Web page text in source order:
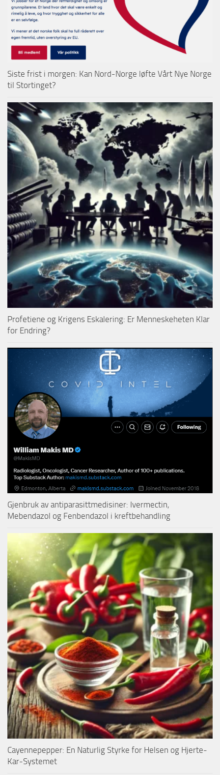
Siste frist i morgen: Kan Nord-Norge løfte Vårt Nye Norge
til Stortinget?
Profetiene og Krigens Eskalering: Er Menneskeheten Klar
for Endring?
Gjenbruk av antiparasittmedisiner: Ivermectin,
Mebendazol og Fenbendazol i kreftbehandling
Cayennepepper: En Naturlig Styrke for Helsen og Hjerte-
Kar-Systemet